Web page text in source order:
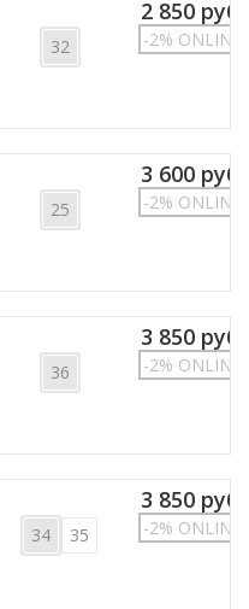
32
2 850 руб.
-2% ONLINE
25
3 600 руб.
-2% ONLINE
36
3 850 руб.
-2% ONLINE
34 35
3 850 руб.
-2% ONLINE